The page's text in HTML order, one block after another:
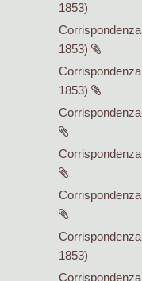
1853)
Corrispondenza
1853)
Corrispondenza
1853)
Corrispondenza
Corrispondenza
Corrispondenza
Corrispondenza
1853)
Corrispondenza